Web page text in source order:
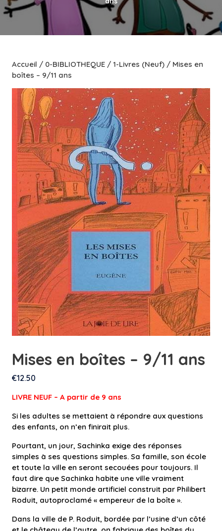
Accueil / 0-BIBLIOTHEQUE / 1-Livres (Neuf) / Mises en
boîtes – 9/11 ans
Mises en boîtes – 9/11 ans
€12.50
LIVRE NEUF – A partir de 9 ans
Si les adultes se mettaient à répondre aux questions
des enfants, on n’en finirait plus.
Pourtant, un jour, Sachinka exige des réponses
simples à ses questions simples. Sa famille, son école
et toute la ville en seront secouées pour toujours. Il
faut dire que Sachinka habite une ville vraiment
bizarre. Un petit monde artificiel construit par Philibert
Roduit, autoproclamé « empereur de la boîte ».
Dans la ville de P. Roduit, bordée par l’usine d’un côté